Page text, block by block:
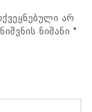
არ
ნიშანი *